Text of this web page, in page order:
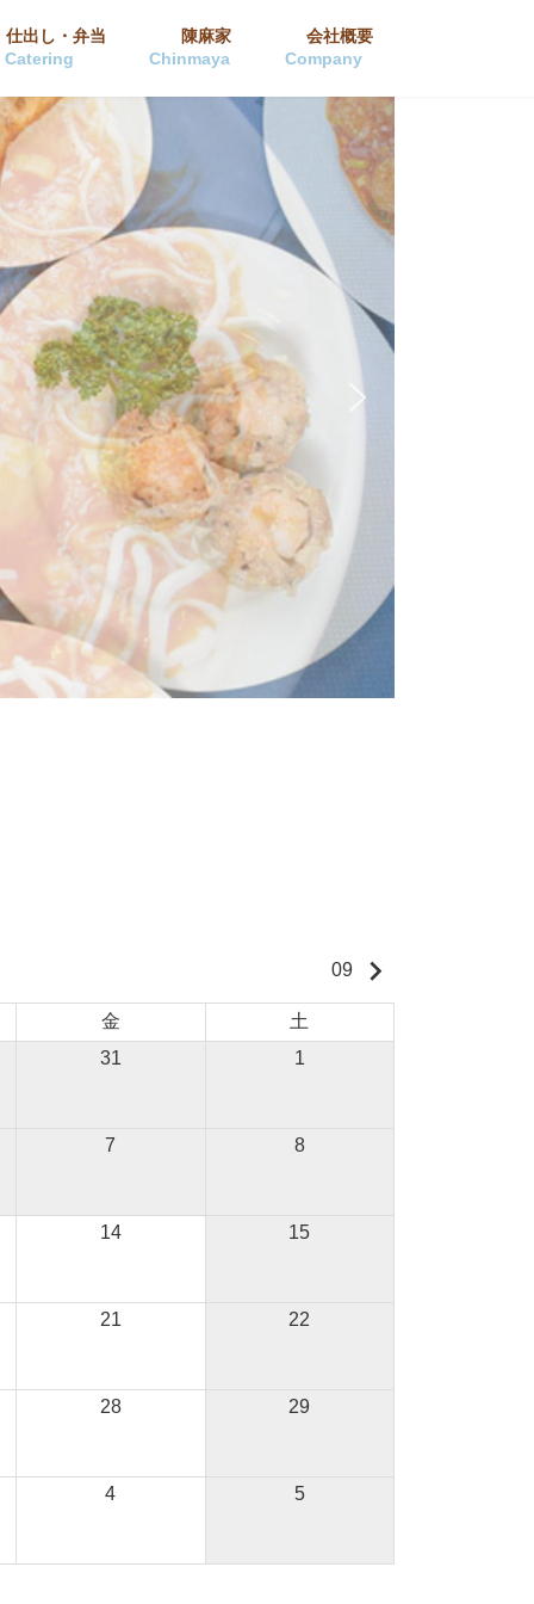
仕出し・弁当
Catering
陳麻家
Chinmaya
会社概要
Company
09 keyboard_arrow_right
金
土
31
1
7 8
14 15
21 22
28 29
4 5